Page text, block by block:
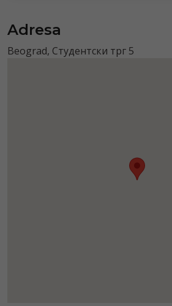
Adresa
Beograd, Студентски трг 5